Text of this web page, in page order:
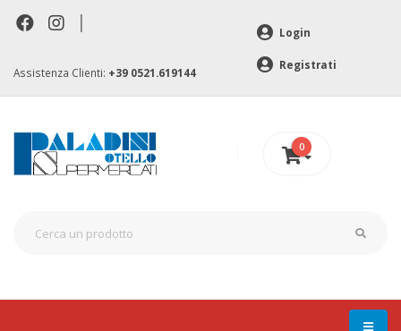
|
Assistenza Clienti: +39 0521.619144
Login
Registrati
0